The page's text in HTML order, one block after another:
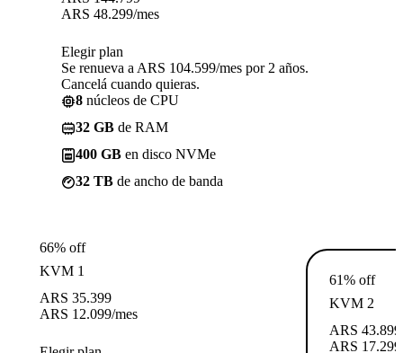
ARS 48.299/mes
Elegir plan
Se renueva a ARS 104.599/mes por 2 años.
Cancelá cuando quieras.
8 núcleos de CPU
32 GB de RAM
400 GB en disco NVMe
32 TB de ancho de banda
66% off
KVM 1
ARS 35.399
ARS 12.099/mes
61% off
KVM 2
ARS 43.899
ARS 17.299